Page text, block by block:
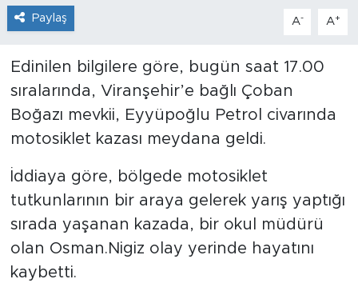
Paylaş A- A+
Edinilen bilgilere göre, bugün saat 17.00
sıralarında, Viranşehir’e bağlı Çoban
Boğazı mevkii, Eyyüpoğlu Petrol civarında
motosiklet kazası meydana geldi.
İddiaya göre, bölgede motosiklet
tutkunlarının bir araya gelerek yarış yaptığı
sırada yaşanan kazada, bir okul müdürü
olan Osman.Nigiz olay yerinde hayatını
kaybetti.